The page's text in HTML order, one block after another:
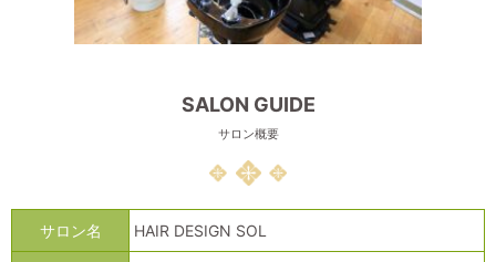
SALON GUIDE
サロン概要
サロン名 HAIR DESIGN SOL